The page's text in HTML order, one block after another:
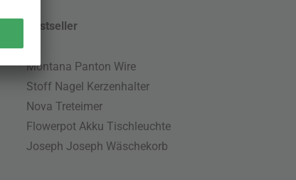
Bestseller
Montana Panton Wire
Stoff Nagel Kerzenhalter
Nova Treteimer
Flowerpot Akku Tischleuchte
Joseph Joseph Wäschekorb